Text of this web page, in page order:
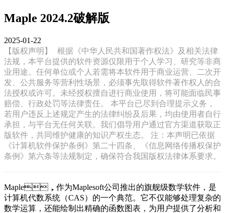
Maple 2024.2破解版
2025-01-22
【版权声明】
根据《中华人民共和国著作权法》及相关法律
法规，本平台提供的软件资源仅限用于个人学习、研究等非商
业用途。任何单位或个人若需将本软件用于商业运营、二次开
发、公共服务等营利性场景，必须事先取得软件著作权人的合
法授权或许可。未经授权擅自进行商业使用，将可能面临民事
赔偿、行政处罚等法律责任。 本平台已尽到合理提示义务，
若用户违反上述规定产生的法律纠纷及后果，均由使用者自行
承担，与平台无任何关联。我们倡导用户通过官方渠道获取正
版软件，共同维护健康的知识产权生态。 注：本声明已依据
《计算机软件保护条例》第二十四条、《信息网络传播权保护
条例》第六条等法规制定，确保符合我国版权法律体系要求。
Maple，作为Maplesoft公司推出的旗舰级数学软件，是
计算机代数系统（CAS）的一个典范。它不仅能够处理复杂的
数学运算，还能绘制出精确的函数图表，为用户提供了分析和